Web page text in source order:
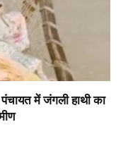
में जंगली हाथी का